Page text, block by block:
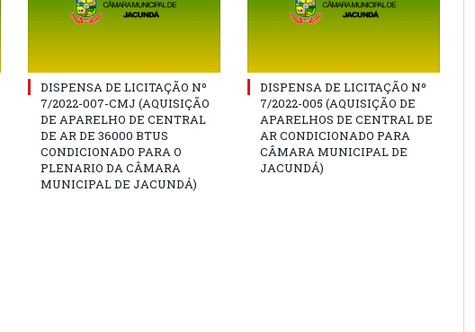
DISPENSA DE LICITAÇÃO Nº
7/2022-007-CMJ (AQUISIÇÃO
DE APARELHO DE CENTRAL
DE AR DE 36000 BTUS
CONDICIONADO PARA O
PLENARIO DA CÂMARA
MUNICIPAL DE JACUNDÁ)
DISPENSA DE LICITAÇÃO Nº
7/2022-005 (AQUISIÇÃO DE
APARELHOS DE CENTRAL DE
AR CONDICIONADO PARA
CÂMARA MUNICIPAL DE
JACUNDÁ)